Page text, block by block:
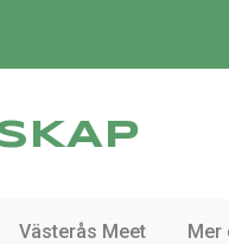
Västerås Meet
Mer